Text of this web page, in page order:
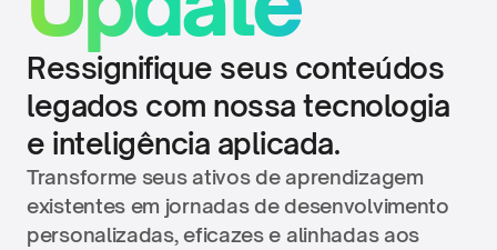
Ressignifique seus conteúdos
legados com nossa tecnologia
e inteligência aplicada.
Transforme seus ativos de aprendizagem
existentes em jornadas de desenvolvimento
personalizadas, eficazes e alinhadas aos